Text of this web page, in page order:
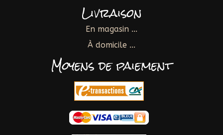
Livraison
En magasin ...
À domicile ...
Moyens de paiement